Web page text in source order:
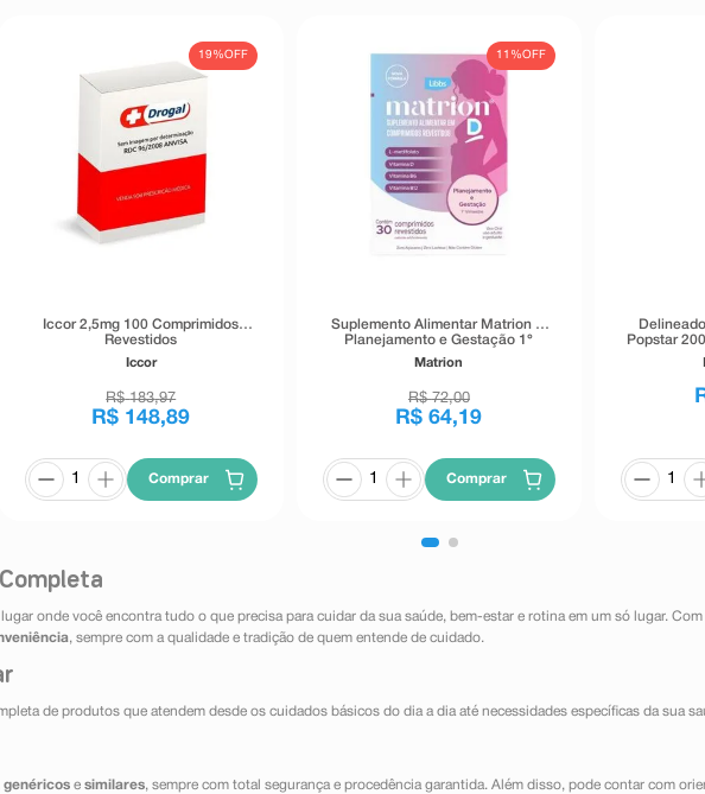
19%OFF
Iccor 2,5mg 100 Comprimidos
Revestidos
Iccor
R$ 183,97
R$ 148,89
Comprar
11%OFF
Suplemento Alimentar Matrion D
Planejamento e Gestação 1°
Trimestre 30 Comprimidos
Revestidos
Matrion
R$ 72,00
R$ 64,19
Comprar
Popstar
onde você encontra tudo o que precisa para cuidar da sua saúde, bem-estar e rotina em um só lugar.
, sempre com a qualidade e tradição de quem entende de cuidado.
de produtos que atendem desde os cuidados básicos do dia a dia até necessidades específicas da sua
genéricos e similares, sempre com total segurança e procedência garantida. Além disso, pode contar com